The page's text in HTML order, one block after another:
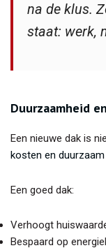
na de klus.
staat: werk,
Duurzaamheid
Een nieuwe dak is
kosten en
Een goed dak:
Verhoogt
Bespaard op